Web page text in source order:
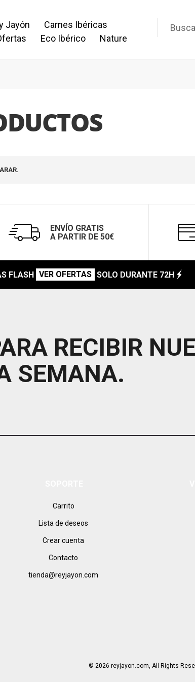
Jayón
Carnes Ibéricas
Eco Ibérico
Nature
ENVÍO GRATIS
A PARTIR DE 50€
VER OFERTAS SOLO DURANTE 72H
RECIBIR
SEMANA.
Carrito
Lista de deseos
Crear cuenta
Contacto
tienda@reyjayon.com
© 2026 reyjayon.com, All Rights